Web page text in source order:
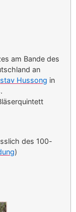
am Bande des
an
Hussong in
des 100-
)